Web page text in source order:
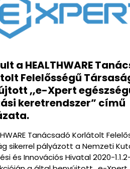
a HEALTHWARE
Felelősségű
„e-Xpert
keretrendszer” című
Tanácsadó Korlátolt
sikerrel pályázott a Nemzeti
és Innovációs Hivatal 2020-1.1.2-